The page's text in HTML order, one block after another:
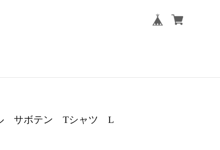
サボテン Tシャツ L